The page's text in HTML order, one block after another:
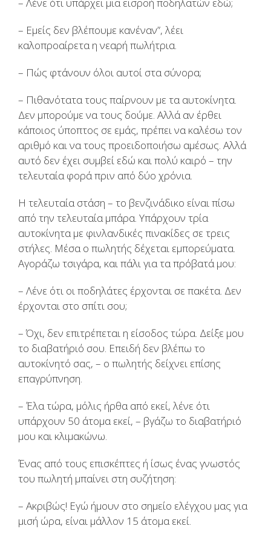
– Εμείς δεν βλέπουμε κανέναν”, λέει
καλοπροαίρετα η νεαρή πωλήτρια.
– Πώς φτάνουν όλοι αυτοί στα σύνορα;
– Πιθανότατα τους παίρνουν με τα αυτοκίνητα.
Δεν μπορούμε να τους δούμε. Αλλά αν έρθει
κάποιος ύποπτος σε εμάς, πρέπει να καλέσω τον
αριθμό και να τους προειδοποιήσω αμέσως. Αλλά
αυτό δεν έχει συμβεί εδώ και πολύ καιρό – την
τελευταία φορά πριν από δύο χρόνια.
Η τελευταία στάση – το βενζινάδικο είναι πίσω
από την τελευταία μπάρα. Υπάρχουν τρία
αυτοκίνητα με φινλανδικές πινακίδες σε τρεις
στήλες. Μέσα ο πωλητής δέχεται εμπορεύματα.
Αγοράζω τσιγάρα, και πάλι για τα πρόβατά μου:
– Λένε ότι οι ποδηλάτες έρχονται σε πακέτα. Δεν
έρχονται στο σπίτι σου;
– Όχι, δεν επιτρέπεται η είσοδος τώρα. Δείξε μου
το διαβατήριό σου. Επειδή δεν βλέπω το
αυτοκίνητό σας, – ο πωλητής δείχνει επίσης
επαγρύπνηση.
– Έλα τώρα, μόλις ήρθα από εκεί, λένε ότι
υπάρχουν 50 άτομα εκεί, – βγάζω το διαβατήριό
μου και κλιμακώνω.
Ένας από τους επισκέπτες ή ίσως ένας γνωστός
του πωλητή μπαίνει στη συζήτηση:
– Ακριβώς! Εγώ ήμουν στο σημείο ελέγχου μας για
μισή ώρα, είναι μάλλον 15 άτομα εκεί.